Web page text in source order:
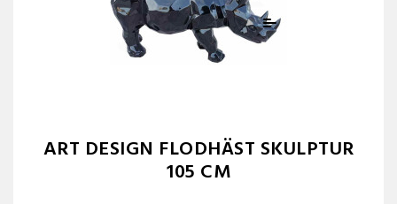
ART DESIGN FLODHÄST SKULPTUR
105 CM